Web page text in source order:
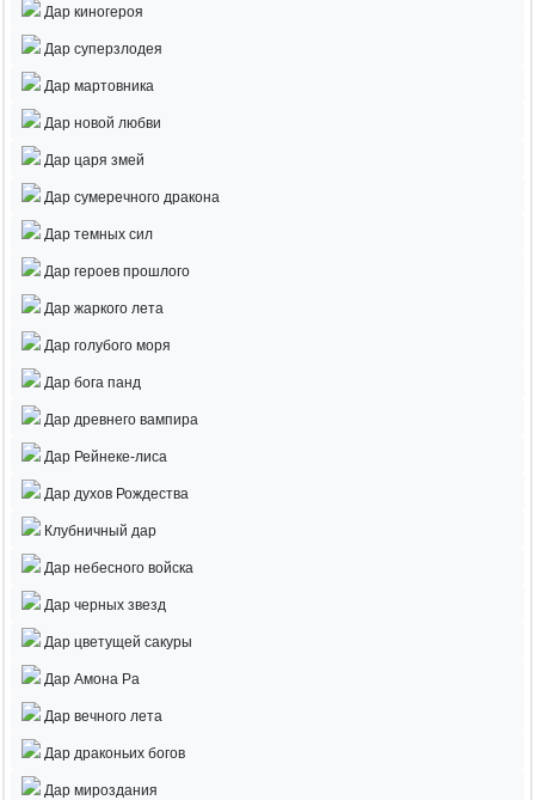
Дар киногероя
Дар суперзлодея
Дар мартовника
Дар новой любви
Дар царя змей
Дар сумеречного дракона
Дар темных сил
Дар героев прошлого
Дар жаркого лета
Дар голубого моря
Дар бога панд
Дар древнего вампира
Дар Рейнеке-лиса
Дар духов Рождества
Клубничный дар
Дар небесного войска
Дар черных звезд
Дар цветущей сакуры
Дар Амона Ра
Дар вечного лета
Дар драконьих богов
Дар мироздания